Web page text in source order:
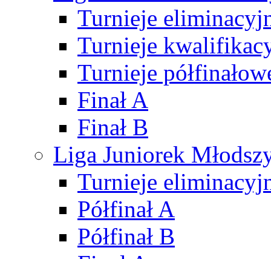
Turnieje
Turnieje
Turnieje
Finał A
Finał B
Liga Juniorek
Turnieje
Półfinał A
Półfinał B